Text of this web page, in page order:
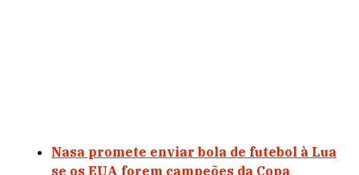
Nasa promete enviar bola de futebol à Lua
se os EUA forem campeões da Copa